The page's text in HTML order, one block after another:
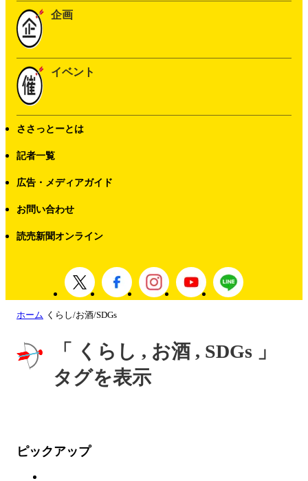
企画
イベント
ささっとーとは
記者一覧
広告・メディアガイド
お問い合わせ
読売新聞オンライン
ホーム くらし/お酒/SDGs
「 くらし , お酒 , SDGs 」
タグを表示
ピックアップ